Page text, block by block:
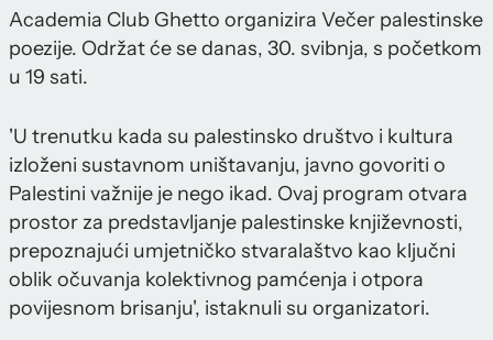
Academia Club Ghetto organizira Večer palestinske
poezije. Održat će se danas, 30. svibnja, s početkom
u 19 sati.
'U trenutku kada su palestinsko društvo i kultura
izloženi sustavnom uništavanju, javno govoriti o
Palestini važnije je nego ikad. Ovaj program otvara
prostor za predstavljanje palestinske književnosti,
prepoznajući umjetničko stvaralaštvo kao ključni
oblik očuvanja kolektivnog pamćenja i otpora
povijesnom brisanju', istaknuli su organizatori.